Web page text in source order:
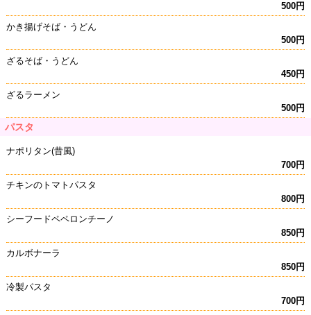
500円
かき揚げそば・うどん
500円
ざるそば・うどん
450円
ざるラーメン
500円
パスタ
ナポリタン(昔風)
700円
チキンのトマトパスタ
800円
シーフードペペロンチーノ
850円
カルボナーラ
850円
冷製パスタ
700円